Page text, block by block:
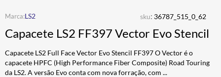
LS2 sku: 36787_515_0_62
Capacete LS2 FF397 Vector Evo Stencil
Capacete LS2 Full Face Vector Evo Stencil FF397 O Vector é o
capacete HPFC (High Performance Fiber Composite) Road Touring
da LS2. A versão Evo conta com nova forração, com ...
4º ÓCULOS SOLAR
5º LUVA
6º BAU
7º ALPINESTAR